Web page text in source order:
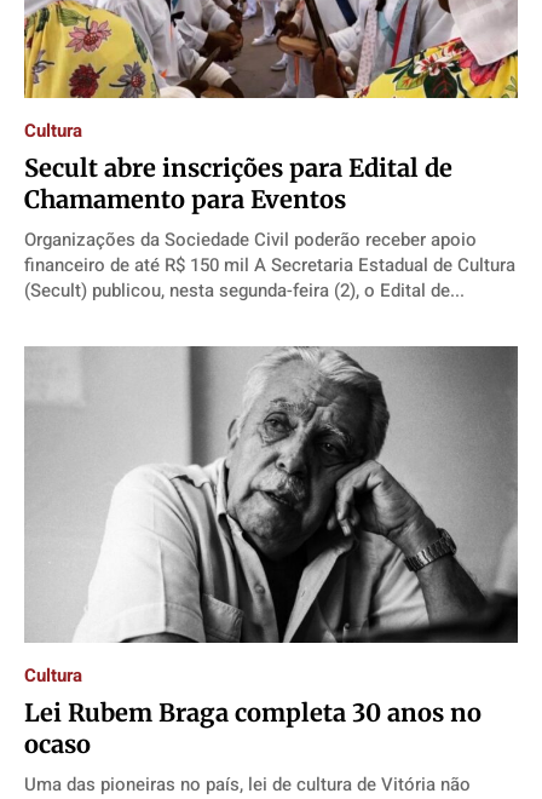
Cultura
Secult abre inscrições para Edital de
Chamamento para Eventos
Organizações da Sociedade Civil poderão receber apoio
financeiro de até R$ 150 mil A Secretaria Estadual de Cultura
(Secult) publicou, nesta segunda-feira (2), o Edital de...
Cultura
Lei Rubem Braga completa 30 anos no
ocaso
Uma das pioneiras no país, lei de cultura de Vitória não